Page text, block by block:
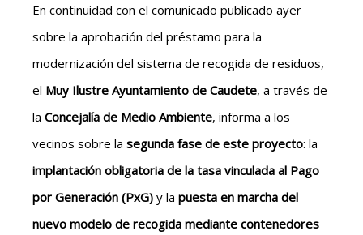
En continuidad con el comunicado publicado ayer
sobre la aprobación del préstamo para la
modernización del sistema de recogida de residuos,
el Muy Ilustre Ayuntamiento de Caudete, a través de
la Concejalía de Medio Ambiente, informa a los
vecinos sobre la segunda fase de este proyecto: la
implantación obligatoria de la tasa vinculada al Pago
por Generación (PxG) y la puesta en marcha del
nuevo modelo de recogida mediante contenedores